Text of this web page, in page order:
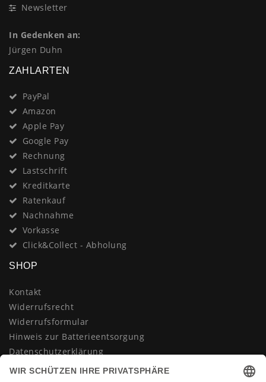
Newsletter
In Gedenken an:
Jürgen Duhn
ZAHLARTEN
PayPal
Amazon
Apple Pay
Google Pay
Rechnung
Lastschrift
Kreditkarte
Ratenkauf
Nachnahme
Vorkasse
Click&Collect - Abholung
SHOP
Kontakt
Widerrufsrecht
Widerrufsformular
Hinweis zur Batterieentsorgung
Datenschutzerklärung
AGB